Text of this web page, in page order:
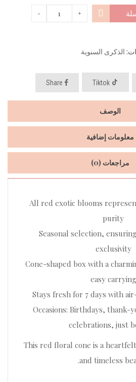
الذكرى السنوية
الوصف
معلومات إضافية
مراجعات (0)
All red exotic blooms
purity
Seasonal selection,
exclusivity
Cone-shaped box with a
easy carrying
Stays fresh for 7 days with
Occasions: Birthdays, thank-
celebrations, just
This red floral cone is a
and timeless